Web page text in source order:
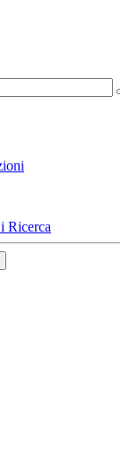
Ricerca